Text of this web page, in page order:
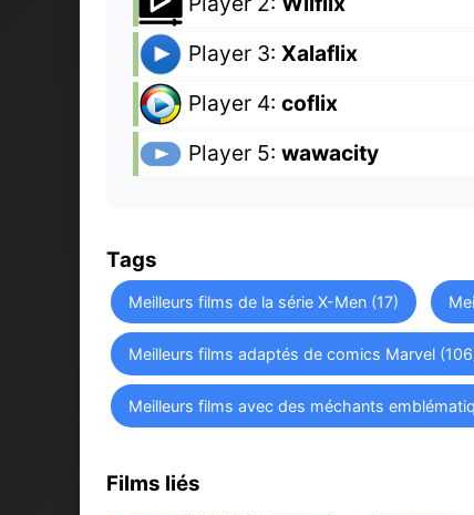
Player 3: Xalaflix
Player 4: coflix
Player 5: wawacity
Tags
Meilleurs films de la série X-Men (17)
Meilleurs films adaptés de comics Marvel
Meilleurs films avec des méchants
Films liés